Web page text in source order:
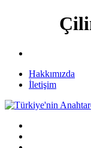
Hakkımızda
İletişim